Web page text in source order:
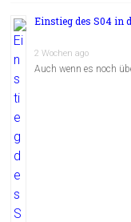
Einstieg des S04 in
2 Wochen ago
Auch wenn es noch